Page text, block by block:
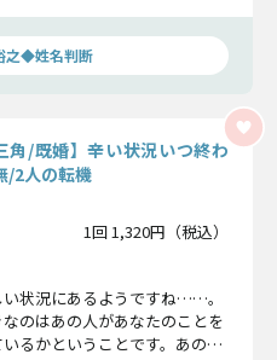
之◆姓名判断
角/既婚】辛い状況いつ終わ
/2人の転機
1回 1,320円（税込）
状況にあるようですね……。
のはあの人があなたのことを
るかということです。あの人